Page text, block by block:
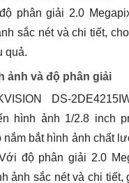
phân giải 2.0
sắc nét và chi tiết,
quả.
ảnh và độ phân giải
DS-
hình ảnh 1/2.8 inch
nắm bắt hình ảnh chất
độ phân giải 2.0
ảnh sắc nét và chi tiết,